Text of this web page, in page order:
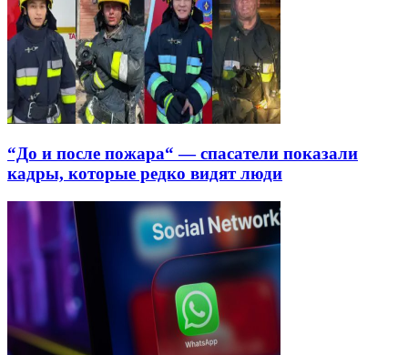
“До и после пожара“ — спасатели показали
кадры, которые редко видят люди